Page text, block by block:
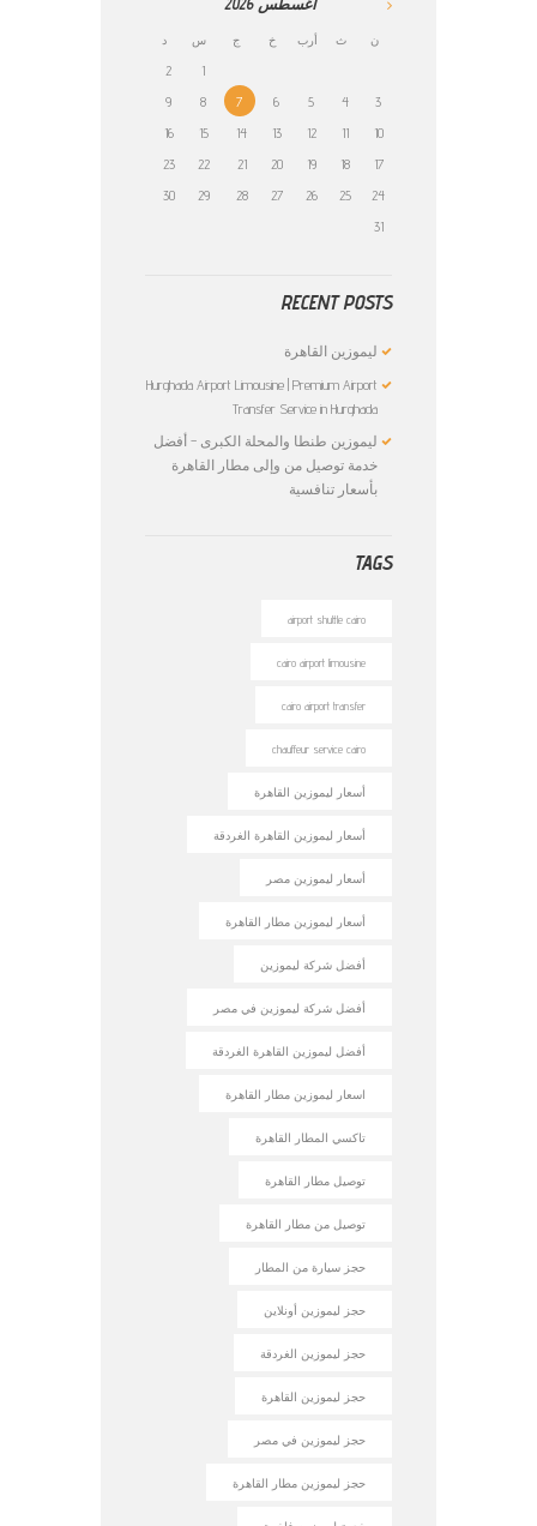
أغسطس2026
ن ث أرب خ ج س د
1
2
3
4
5
6
7
8
9
10
11
12
13
14
15
16
17
18
19
20
21
22
23
24
25
26
27
28
29
30
31
RECENT POSTS
ليموزين القاهرة
Hurghada Airport Limousine | Premium Airport
Transfer Service in Hurghada
ليموزين طنطا والمحلة الكبرى – أفضل
خدمة توصيل من وإلى مطار القاهرة
بأسعار تنافسية
TAGS
airport shuttle cairo
cairo airport limousine
cairo airport transfer
chauffeur service cairo
أسعار ليموزين القاهرة
أسعار ليموزين القاهرة الغردقة
أسعار ليموزين مصر
أسعار ليموزين مطار القاهرة
أفضل شركة ليموزين
أفضل شركة ليموزين في مصر
أفضل ليموزين القاهرة الغردقة
اسعار ليموزين مطار القاهرة
تاكسي المطار القاهرة
توصيل مطار القاهرة
توصيل من مطار القاهرة
حجز سيارة من المطار
حجز ليموزين أونلاين
حجز ليموزين الغردقة
حجز ليموزين القاهرة
حجز ليموزين في مصر
حجز ليموزين مطار القاهرة